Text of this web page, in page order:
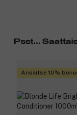
Psst...
Ansaitse 10%